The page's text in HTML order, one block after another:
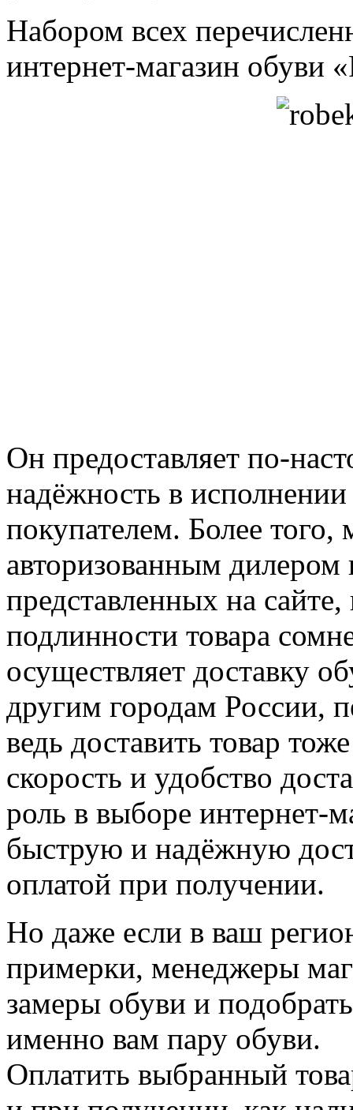
Набором всех
интернет-магазин обуви
Он предоставляет по-
надёжность в исполнении
покупателем. Более того,
авторизованным дилером
представленных на
подлинности товара
осуществляет доставку
другим городам России,
ведь доставить товар
скорость и удобство
роль в выборе интернет-
быструю и надёжную
оплатой при получении.
Но даже если в ваш
примерки, менеджеры
замеры обуви и
именно вам пару обуви.
Оплатить выбранный